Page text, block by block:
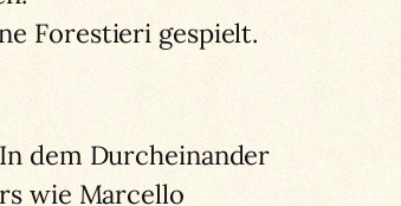
Forestieri gespielt.
dem Durcheinander
wie Marcello